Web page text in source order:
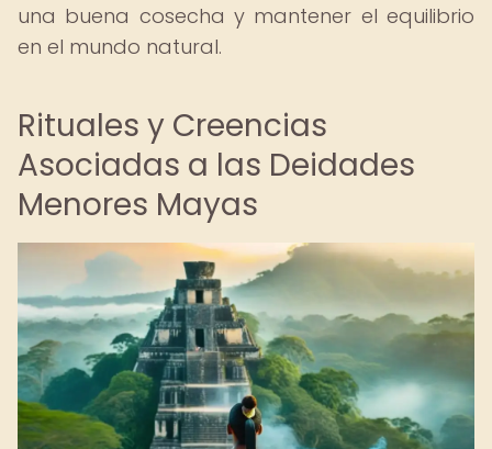
una buena cosecha y mantener el equilibrio
en el mundo natural.
Rituales y Creencias
Asociadas a las Deidades
Menores Mayas